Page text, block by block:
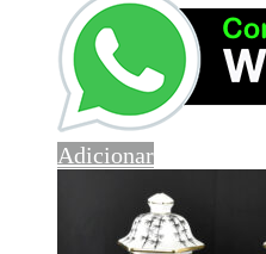
Adicionar